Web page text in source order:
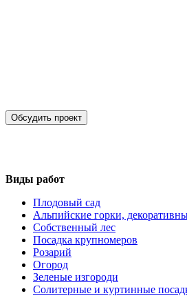
Обсудить проект
Виды работ
Плодовый сад
Альпийские горки,
Собственный лес
Посадка крупномеров
Розарий
Огород
Зеленые изгороди
Солитерные и куртинные